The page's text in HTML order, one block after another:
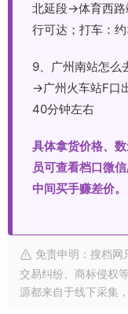
北延段→体育西
行可达；打车：
9、广州南站怎么
→广州火车站F口
40分钟左右
具体拿货价格、
员可查看档口微
中间买手赚差价。
免责申明：搜档网
交易纠纷、商标侵权
源都来自于线下采集